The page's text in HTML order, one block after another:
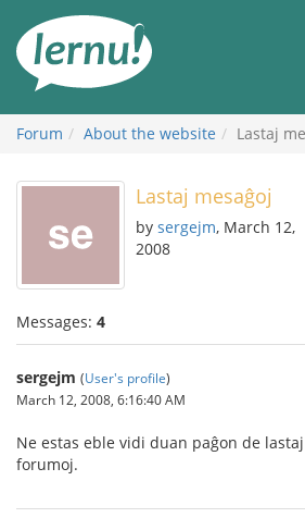
the
content
Forum About the website Lastaj
Lastaj mesaĝoj
by sergejm, March 12,
2008
Messages: 4
sergejm (User's profile)
March 12, 2008, 6:16:40 AM
Ne estas eble vidi duan paĝon de
forumoj.